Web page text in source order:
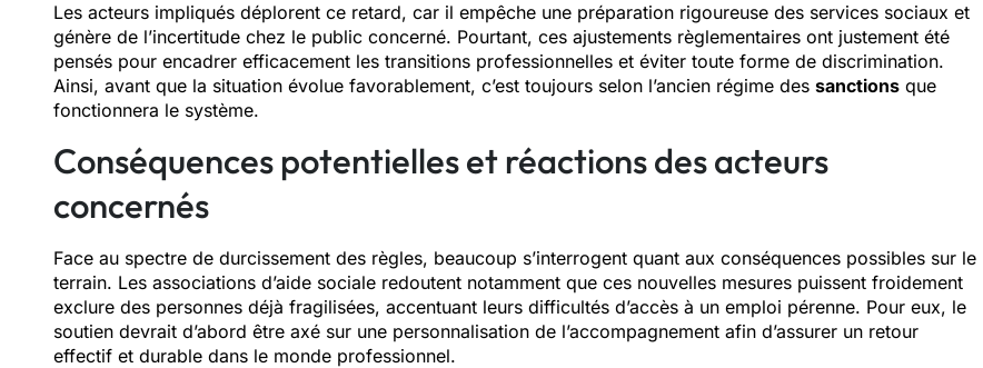
Les acteurs impliqués déplorent ce retard, car il empêche une préparation rigoureuse des services sociaux et
génère de l’incertitude chez le public concerné. Pourtant, ces ajustements règlementaires ont justement été
pensés pour encadrer efficacement les transitions professionnelles et éviter toute forme de discrimination.
Ainsi, avant que la situation évolue favorablement, c’est toujours selon l’ancien régime des sanctions que
fonctionnera le système.
Conséquences potentielles et réactions des acteurs
concernés
Face au spectre de durcissement des règles, beaucoup s’interrogent quant aux conséquences possibles sur le
terrain. Les associations d’aide sociale redoutent notamment que ces nouvelles mesures puissent froidement
exclure des personnes déjà fragilisées, accentuant leurs difficultés d’accès à un emploi pérenne. Pour eux, le
soutien devrait d’abord être axé sur une personnalisation de l’accompagnement afin d’assurer un retour
effectif et durable dans le monde professionnel.